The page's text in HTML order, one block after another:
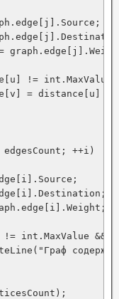
!= int.MaxValue
= distance[u] +
++i)
int.MaxValue &&